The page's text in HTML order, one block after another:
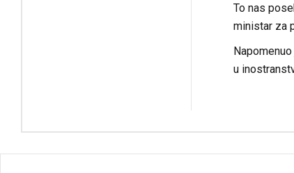
To nas
ministar za
u